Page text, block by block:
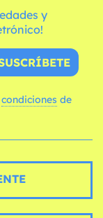
y
condiciones